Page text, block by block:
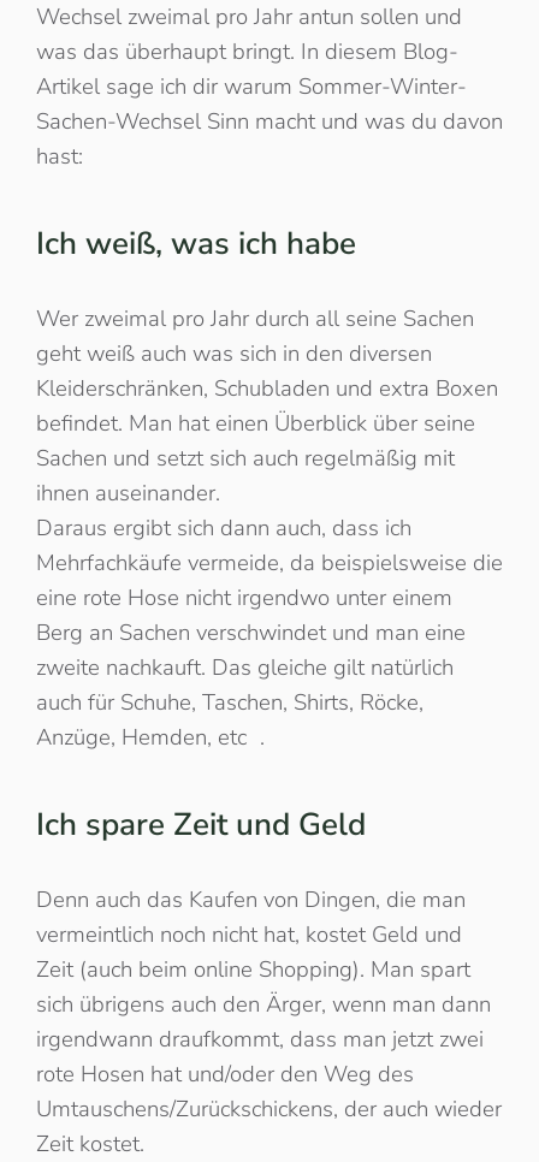
Wechsel zweimal pro Jahr antun sollen und
was das überhaupt bringt. In diesem Blog-
Artikel sage ich dir warum Sommer-Winter-
Sachen-Wechsel Sinn macht und was du davon
hast:
Ich weiß, was ich habe
Wer zweimal pro Jahr durch all seine Sachen
geht weiß auch was sich in den diversen
Kleiderschränken, Schubladen und extra Boxen
befindet. Man hat einen Überblick über seine
Sachen und setzt sich auch regelmäßig mit
ihnen auseinander.
Daraus ergibt sich dann auch, dass ich
Mehrfachkäufe vermeide, da beispielsweise die
eine rote Hose nicht irgendwo unter einem
Berg an Sachen verschwindet und man eine
zweite nachkauft. Das gleiche gilt natürlich
auch für Schuhe, Taschen, Shirts, Röcke,
Anzüge, Hemden, etc .
Ich spare Zeit und Geld
Denn auch das Kaufen von Dingen, die man
vermeintlich noch nicht hat, kostet Geld und
Zeit (auch beim online Shopping). Man spart
sich übrigens auch den Ärger, wenn man dann
irgendwann draufkommt, dass man jetzt zwei
rote Hosen hat und/oder den Weg des
Umtauschens/Zurückschickens, der auch wieder
Zeit kostet.